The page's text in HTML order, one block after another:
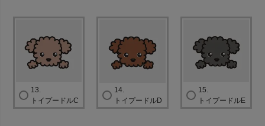
13.
トイプードルC
14.
トイプードルD
15.
トイプードルE